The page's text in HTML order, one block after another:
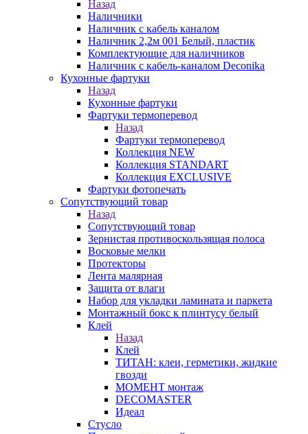
Назад
Наличники
Наличник с кабель каналом
Наличник 2,2м 001 Белый, пластик
Комплектующие для наличников
Наличник с кабель-каналом Deconika
Кухонные фартуки
Назад
Кухонные фартуки
Фартуки термоперевод
Назад
Фартуки термоперевод
Коллекция NEW
Коллекция STANDART
Коллекция EXCLUSIVE
Фартуки фотопечать
Сопутствующий товар
Назад
Сопутствующий товар
Зернистая противоскользящая полоса
Восковые мелки
Протекторы
Лента малярная
Защита от влаги
Набор для укладки ламината и паркета
Монтажный бокс к плинтусу белый
Клей
Назад
Клей
ТИТАН: клеи, герметики, жидкие
гвозди
МОМЕНТ монтаж
DECOMASTER
Идеал
Стусло